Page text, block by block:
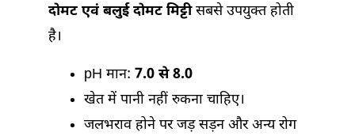
दोमट एवं बलुई दोमट मिट्टीसबसे उपयुक्त होती
है।
pH मान: 7.0 से 8.0
खेत में पानी नहीं रुकना चाहिए।
जलभराव होने पर जड़ सड़न और अन्य रोग